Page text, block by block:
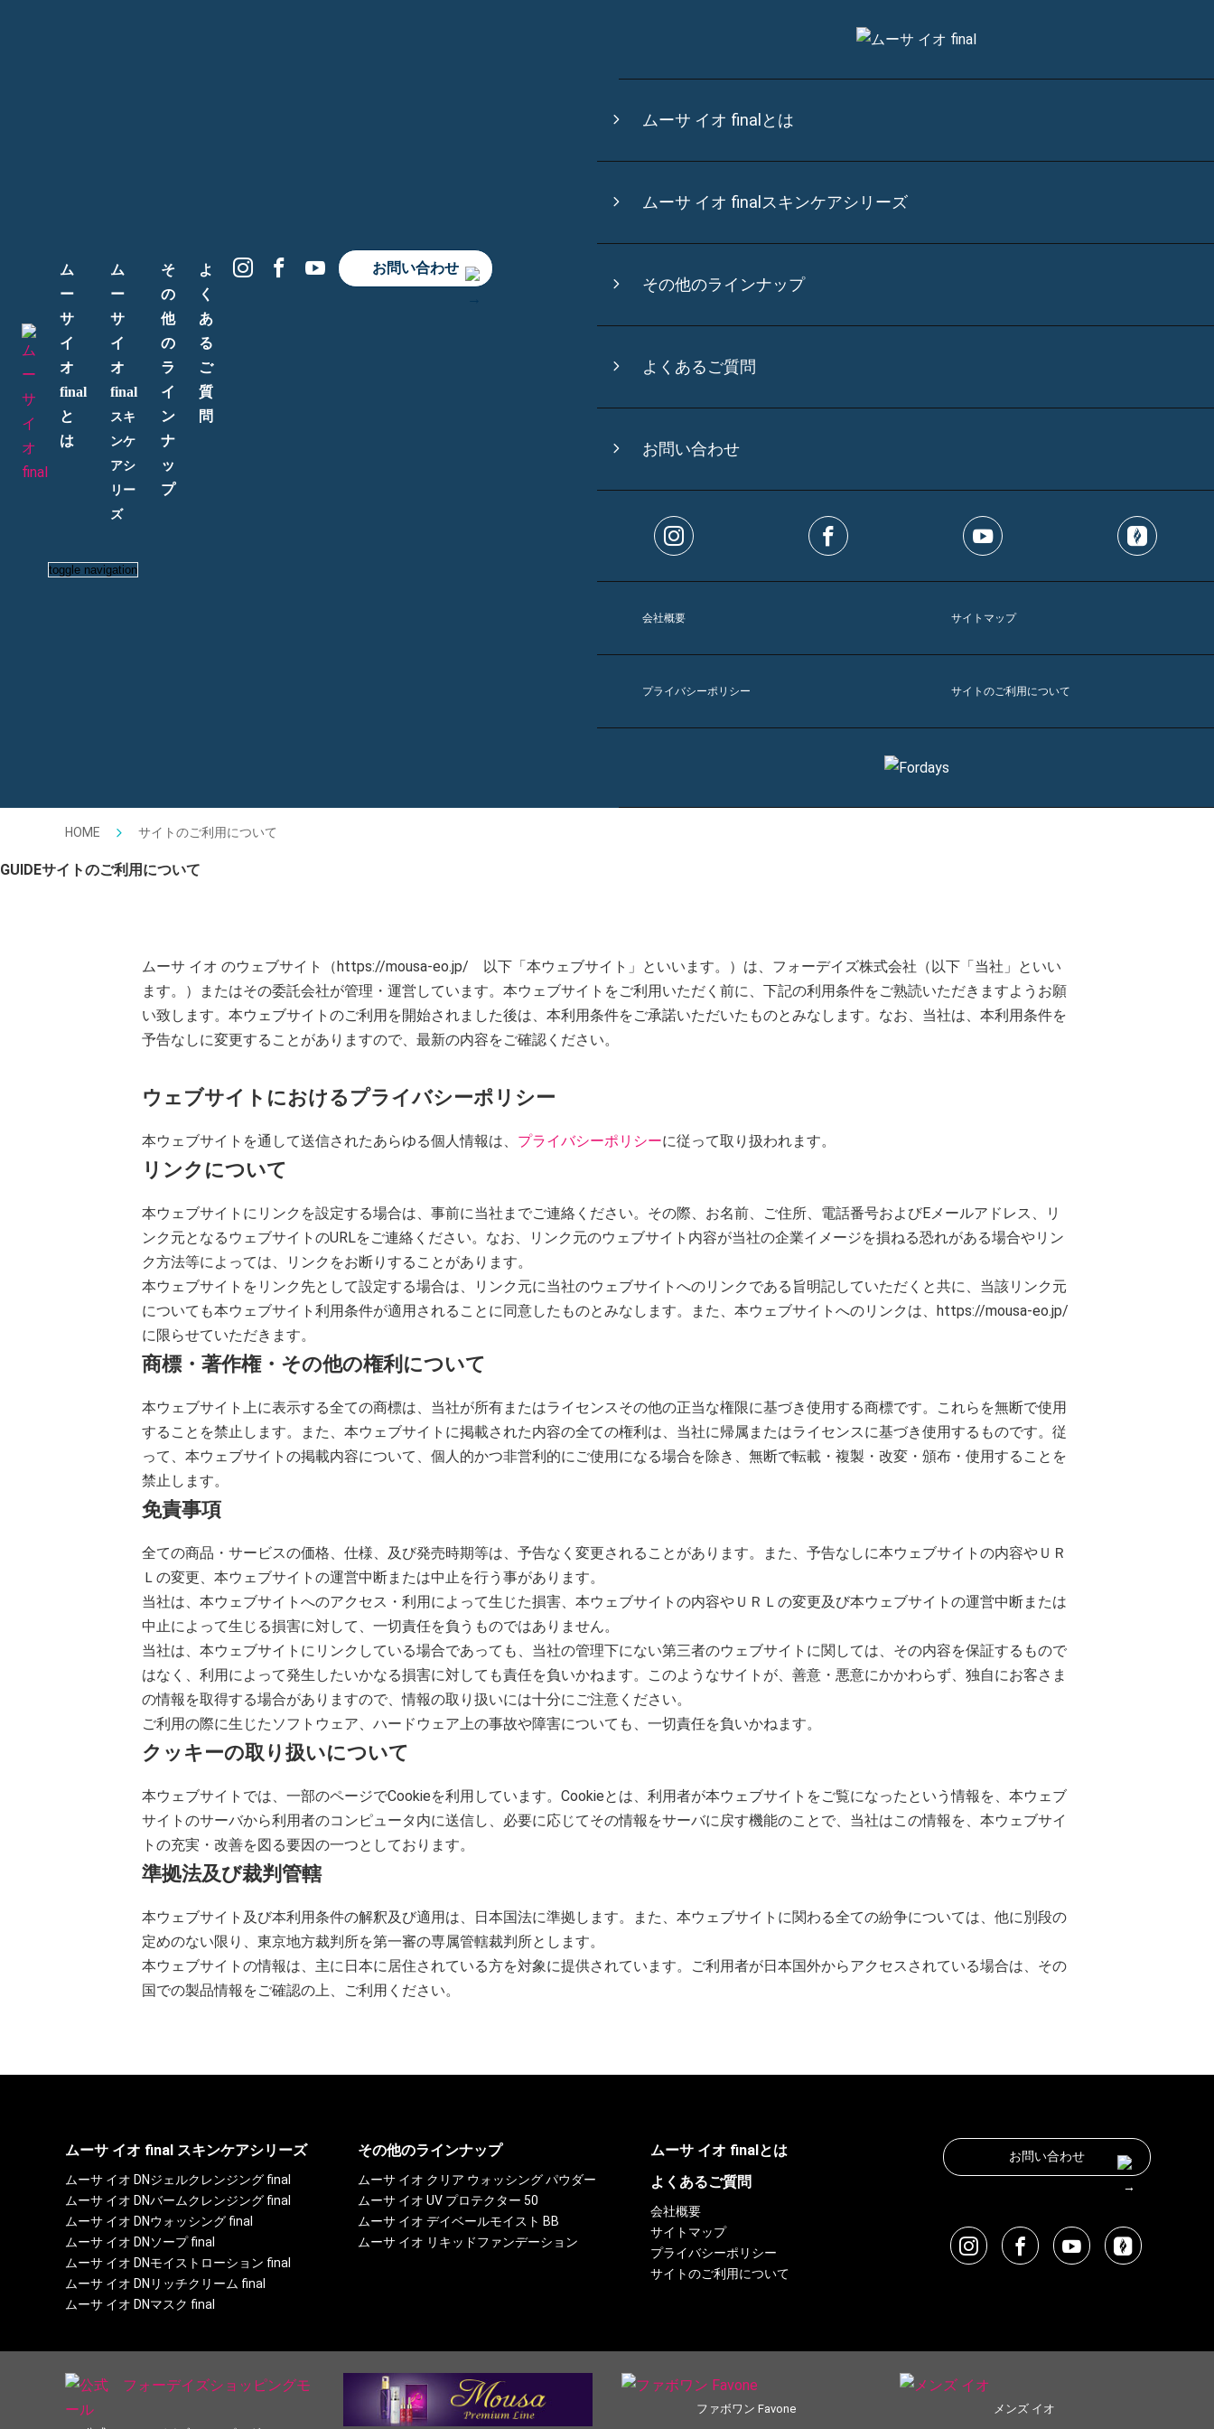
ム
ー
サ
イ
オ
final
と
は
ム
ー
サ
イ
オ
final
スキ
ンケ
アシ
リー
ズ
そ
の
他
の
ラ
イ
ン
ナ
ッ
プ
よ
く
あ
る
ご
質
問
お問い合わせ
toggle navigation
ムーサ イオ finalとは
ムーサ イオ final スキンケアシリーズ
その他のラインナップ
よくあるご質問
お問い合わせ
会社概要 サイトマップ
プライバシーポリシー サイトのご利用について
HOME サイトのご利用について
GUIDEサイトのご利用について
ムーサ イオ のウェブサイト（https://mousa-eo.jp/ 以下「本ウェブサイト」といいます。）は、フォーデイズ株式会社（以下「当社」といい
ます。）またはその委託会社が管理・運営しています。本ウェブサイトをご利用いただく前に、下記の利用条件をご熟読いただきますようお願
い致します。本ウェブサイトのご利用を開始されました後は、本利用条件をご承諾いただいたものとみなします。なお、当社は、本利用条件を
予告なしに変更することがありますので、最新の内容をご確認ください。
ウェブサイトにおけるプライバシーポリシー
本ウェブサイトを通して送信されたあらゆる個人情報は、 プライバシーポリシーに従って取り扱われます。
リンクについて
本ウェブサイトにリンクを設定する場合は、事前に当社までご連絡ください。その際、お名前、ご住所、電話番号およびEメールアドレス、リ
ンク元となるウェブサイトのURLをご連絡ください。なお、リンク元のウェブサイト内容が当社の企業イメージを損ねる恐れがある場合やリン
ク方法等によっては、リンクをお断りすることがあります。
本ウェブサイトをリンク先として設定する場合は、リンク元に当社のウェブサイトへのリンクである旨明記していただくと共に、当該リンク元
についても本ウェブサイト利用条件が適用されることに同意したものとみなします。また、本ウェブサイトへのリンクは、https://mousa-eo.jp/
に限らせていただきます。
商標・著作権・その他の権利について
本ウェブサイト上に表示する全ての商標は、当社が所有またはライセンスその他の正当な権限に基づき使用する商標です。これらを無断で使用
することを禁止します。また、本ウェブサイトに掲載された内容の全ての権利は、当社に帰属またはライセンスに基づき使用するものです。従
って、本ウェブサイトの掲載内容について、個人的かつ非営利的にご使用になる場合を除き、無断で転載・複製・改変・頒布・使用することを
禁止します。
免責事項
全ての商品・サービスの価格、仕様、及び発売時期等は、予告なく変更されることがあります。また、予告なしに本ウェブサイトの内容やＵＲ
Ｌの変更、本ウェブサイトの運営中断または中止を行う事があります。
当社は、本ウェブサイトへのアクセス・利用によって生じた損害、本ウェブサイトの内容やＵＲＬの変更及び本ウェブサイトの運営中断または
中止によって生じる損害に対して、一切責任を負うものではありません。
当社は、本ウェブサイトにリンクしている場合であっても、当社の管理下にない第三者のウェブサイトに関しては、その内容を保証するもので
はなく、利用によって発生したいかなる損害に対しても責任を負いかねます。このようなサイトが、善意・悪意にかかわらず、独自にお客さま
の情報を取得する場合がありますので、情報の取り扱いには十分にご注意ください。
ご利用の際に生じたソフトウェア、ハードウェア上の事故や障害についても、一切責任を負いかねます。
クッキーの取り扱いについて
本ウェブサイトでは、一部のページでCookieを利用しています。Cookieとは、利用者が本ウェブサイトをご覧になったという情報を、本ウェブ
サイトのサーバから利用者のコンピュータ内に送信し、必要に応じてその情報をサーバに戻す機能のことで、当社はこの情報を、本ウェブサイ
トの充実・改善を図る要因の一つとしております。
準拠法及び裁判管轄
本ウェブサイト及び本利用条件の解釈及び適用は、日本国法に準拠します。また、本ウェブサイトに関わる全ての紛争については、他に別段の
定めのない限り、東京地方裁判所を第一審の専属管轄裁判所とします。
本ウェブサイトの情報は、主に日本に居住されている方を対象に提供されています。ご利用者が日本国外からアクセスされている場合は、その
国での製品情報をご確認の上、ご利用ください。
ムーサ イオ final スキンケアシリーズ
ムーサ イオ DNジェルクレンジング final
ムーサ イオ DNバームクレンジング final
ムーサ イオ DNウォッシング final
ムーサ イオ DNソープ final
ムーサ イオ DNモイストローション final
ムーサ イオ DNリッチクリーム final
ムーサ イオ DNマスク final
その他のラインナップ
ムーサ イオ クリア ウォッシング パウダー
ムーサ イオ UV プロテクター 50
ムーサ イオ デイベールモイスト BB
ムーサ イオ リキッドファンデーション
ムーサ イオ finalとは
よくあるご質問
会社概要
サイトマップ
プライバシーポリシー
サイトのご利用について
お問い合わせ
ファボワン Favone メンズ イオ